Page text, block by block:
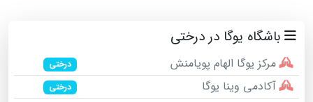
باشگاه یوگا در درختی
مرکز یوگا الهام پویامنش درختی
آکادمی وینا یوگا درختی